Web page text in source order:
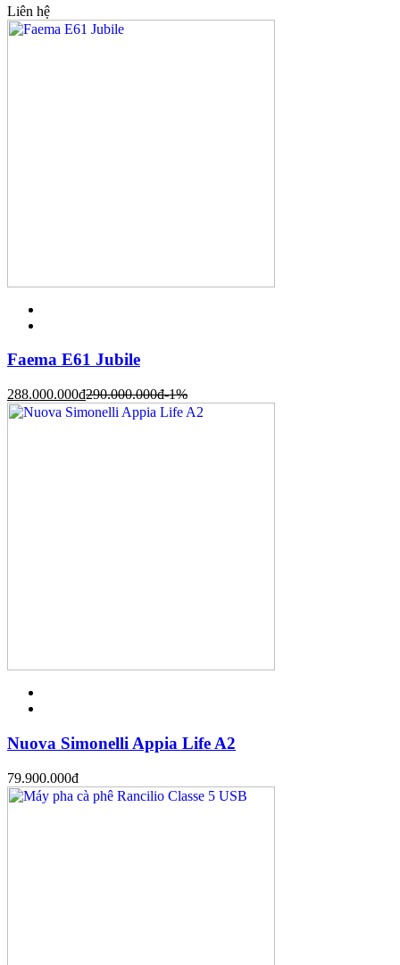
Liên hệ
Faema E61 Jubile
288.000.000đ290.000.000đ-1%
Nuova Simonelli Appia Life A2
79.900.000đ